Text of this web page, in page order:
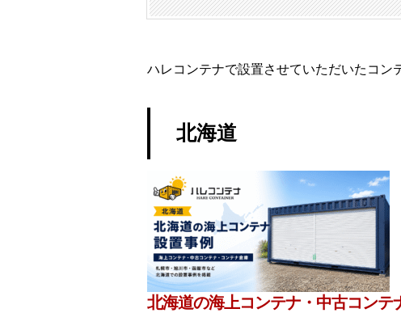
ハレコンテナで設置させていただいたコン
北海道
北海道の海上コンテナ・中古コンテ